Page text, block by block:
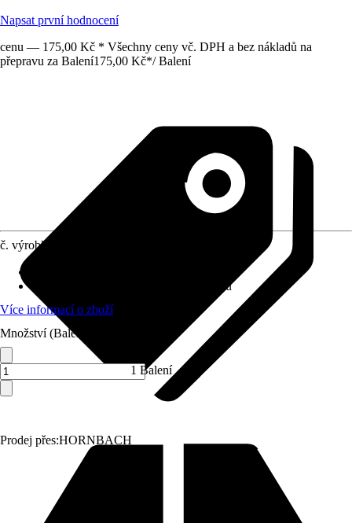
Napsat první hodnocení
cenu — 175,00 Kč * Všechny ceny vč. DPH a bez nákladů na
přepravu za Balení175,00 Kč*/ Balení
Prodej přes:HORNBACH
č. výrobku
Grilovací držák, Čištění grilů
Více informací o zboží
Množství (Balení)
1 Balení